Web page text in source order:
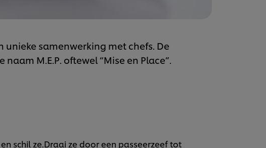
samenwerking met chefs. De
M.E.P. oftewel “Mise en Place”.
schil ze.Draai ze door een passeerzeef tot